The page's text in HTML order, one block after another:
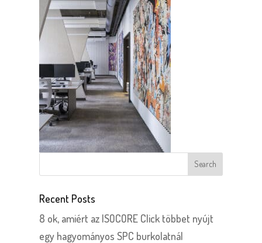
Recent Posts
8 ok, amiért az ISOCORE Click többet nyújt
egy hagyományos SPC burkolatnál